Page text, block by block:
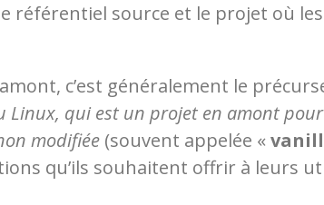
référentiel source et le projet où
c’est généralement le
Linux, qui est un projet en amont
modifiée (souvent appelée «
qu’ils souhaitent offrir à leurs